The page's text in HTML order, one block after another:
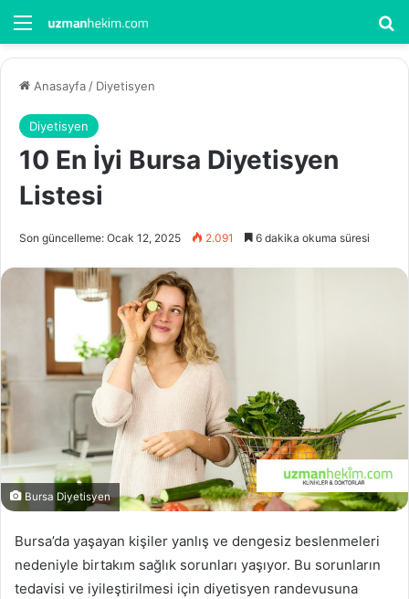
Menü
Anasayfa / Diyetisyen
Diyetisyen
10 En İyi Bursa Diyetisyen
Listesi
Son güncelleme: Ocak 12, 2025 2.091 6 dakika okuma süresi
Bursa Diyetisyen
Bursa’da yaşayan kişiler yanlış ve dengesiz beslenmeleri
nedeniyle birtakım sağlık sorunları yaşıyor. Bu sorunların
tedavisi ve iyileştirilmesi için diyetisyen randevusuna